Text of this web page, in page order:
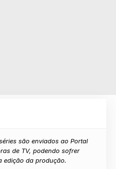
são enviados ao Portal
de TV, podendo sofrer
edição da produção.